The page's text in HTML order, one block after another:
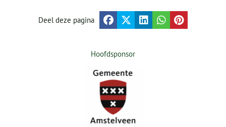
Deel deze pagina
Hoofdsponsor